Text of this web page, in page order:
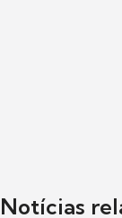
Notícias